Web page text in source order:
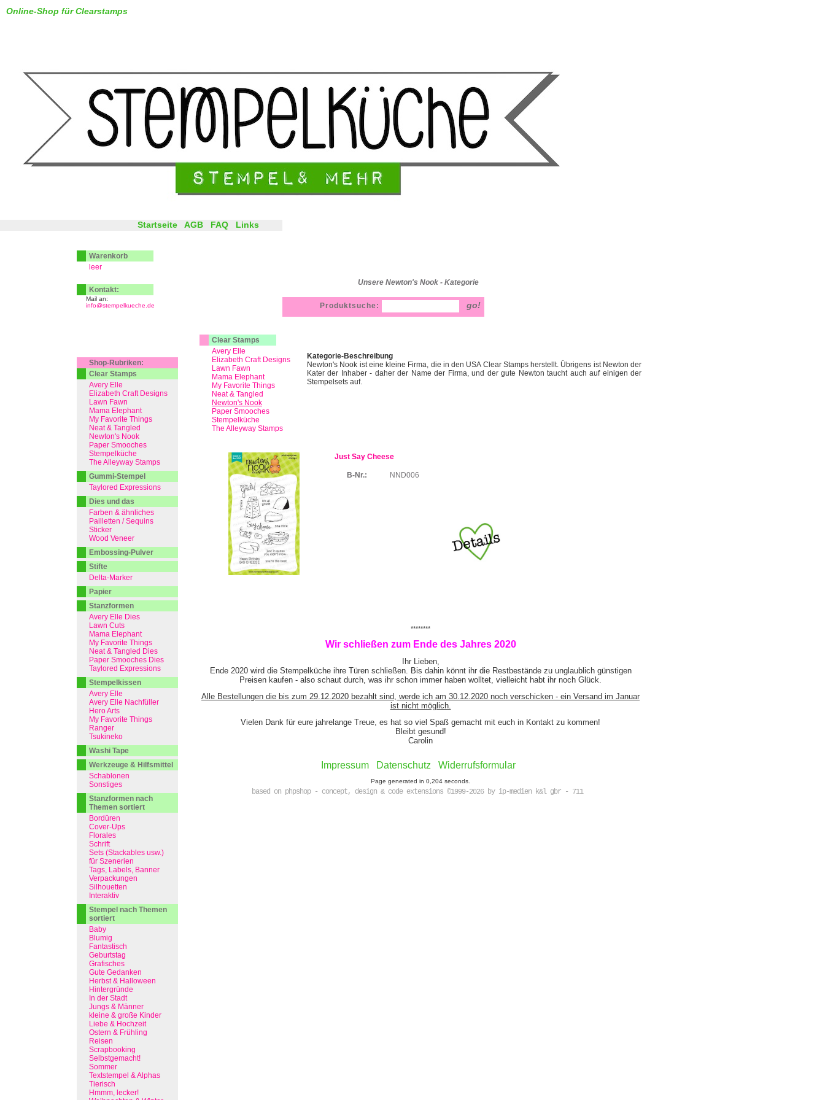
Unsere Newton's Nook - Kategorie
Online-Shop für Clearstamps
Clear Stamps
Avery Elle
Elizabeth Craft Designs
Lawn Fawn
Mama Elephant
My Favorite Things
Neat & Tangled
Newton's Nook
Paper Smooches
Stempelküche
The Alleyway Stamps
Kategorie-Beschreibung
Newton's Nook ist eine kleine Firma, die in den USA Clear Stamps herstellt. Übrigens ist Newton der
Kater der Inhaber - daher der Name der Firma, und der gute Newton taucht auch auf einigen der
Stempelsets auf.
Just Say Cheese
B-Nr.: NND006
********
Wir schließen zum Ende des Jahres 2020
Ihr Lieben,
Ende 2020 wird die Stempelküche ihre Türen schließen. Bis dahin könnt ihr die Restbestände zu unglaublich günstigen
Preisen kaufen - also schaut durch, was ihr schon immer haben wolltet, vielleicht habt ihr noch Glück.
Alle Bestellungen die bis zum 29.12.2020 bezahlt sind, werde ich am 30.12.2020 noch verschicken - ein Versand im Januar
ist nicht möglich.
Vielen Dank für eure jahrelange Treue, es hat so viel Spaß gemacht mit euch in Kontakt zu kommen!
Bleibt gesund!
Carolin
Impressum Datenschutz Widerrufsformular
Page generated in 0,204 seconds.
based on phpshop - concept, design & code extensions ©1999-2026 by ip-medien k&l gbr - 711
Startseite AGB FAQ Links
Produktsuche:
Warenkorb
leer
Kontakt:
Mail an:
info@stempelkueche.de
Shop-Rubriken:
Clear Stamps
Avery Elle
Elizabeth Craft Designs
Lawn Fawn
Mama Elephant
My Favorite Things
Neat & Tangled
Newton's Nook
Paper Smooches
Stempelküche
The Alleyway Stamps
Gummi-Stempel
Taylored Expressions
Dies und das
Farben & ähnliches
Pailletten / Sequins
Sticker
Wood Veneer
Embossing-Pulver
Stifte
Delta-Marker
Papier
Stanzformen
Avery Elle Dies
Lawn Cuts
Mama Elephant
My Favorite Things
Neat & Tangled Dies
Paper Smooches Dies
Taylored Expressions
Stempelkissen
Avery Elle
Avery Elle Nachfüller
Hero Arts
My Favorite Things
Ranger
Tsukineko
Washi Tape
Werkzeuge & Hilfsmittel
Schablonen
Sonstiges
Stanzformen nach
Themen sortiert
Bordüren
Cover-Ups
Florales
Schrift
Sets (Stackables usw.)
für Szenerien
Tags, Labels, Banner
Verpackungen
Silhouetten
Interaktiv
Stempel nach Themen
sortiert
Baby
Blumig
Fantastisch
Geburtstag
Grafisches
Gute Gedanken
Herbst & Halloween
Hintergründe
In der Stadt
Jungs & Männer
kleine & große Kinder
Liebe & Hochzeit
Ostern & Frühling
Reisen
Scrapbooking
Selbstgemacht!
Sommer
Textstempel & Alphas
Tierisch
Hmmm, lecker!